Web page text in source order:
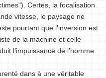
Certes, la focalisation
vitesse, le paysage ne
pourtant que l’inversion est
de la machine et celle
l’impuissance de l’homme
dans à une véritable